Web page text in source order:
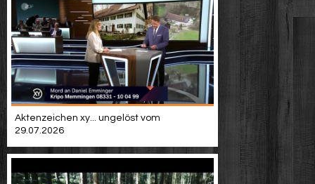
Aktenzeichen xy... ungelöst vom
29.07.2026